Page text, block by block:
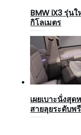
BMW iX3 รุ่น
กิโลเมตร
เผยเบาะนั่งสุ
สายลุยระดับพ